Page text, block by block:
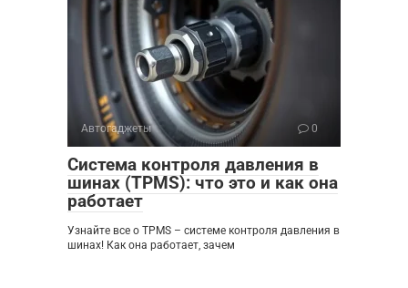
Автогаджеты 0
Система контроля давления в
шинах (TPMS): что это и как она
работает
Узнайте все о TPMS – системе контроля давления в
шинах! Как она работает, зачем